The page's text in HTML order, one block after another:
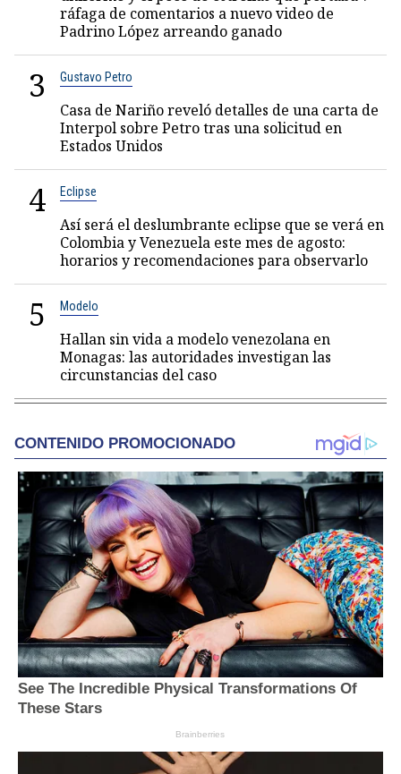
ráfaga de comentarios a nuevo video de
Padrino López arreando ganado
3 Gustavo Petro
Casa de Nariño reveló detalles de una carta de
Interpol sobre Petro tras una solicitud en
Estados Unidos
4 Eclipse
Así será el deslumbrante eclipse que se verá en
Colombia y Venezuela este mes de agosto:
horarios y recomendaciones para observarlo
5 Modelo
Hallan sin vida a modelo venezolana en
Monagas: las autoridades investigan las
circunstancias del caso